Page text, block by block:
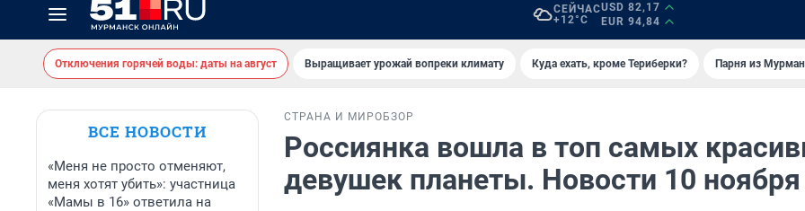
СЕЙЧАС
+12°C
USD 82,17
EUR 94,84
Отключения горячей воды: даты на август Выращивает урожай вопреки климату Куда ехать, кроме Териберки? Парня из
ВСЕ НОВОСТИ
«Меня не просто отменяют,
меня хотят убить»: участница
«Мамы в 16» ответила на
СТРАНА И МИРОБЗОР
Россиянка вошла в топ самых
девушек планеты. Новости 10 ноября